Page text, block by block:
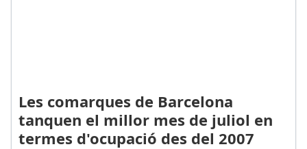
Les comarques de Barcelona
tanquen el millor mes de juliol en
termes d'ocupació des del 2007